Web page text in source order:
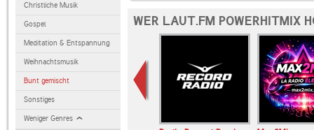
Christliche Musik
Gospel
Meditation & Entspannung
Weihnachtsmusik
Bunt gemischt
Sonstiges
Weniger Genres
WER LAUT.FM POWERHITMIX